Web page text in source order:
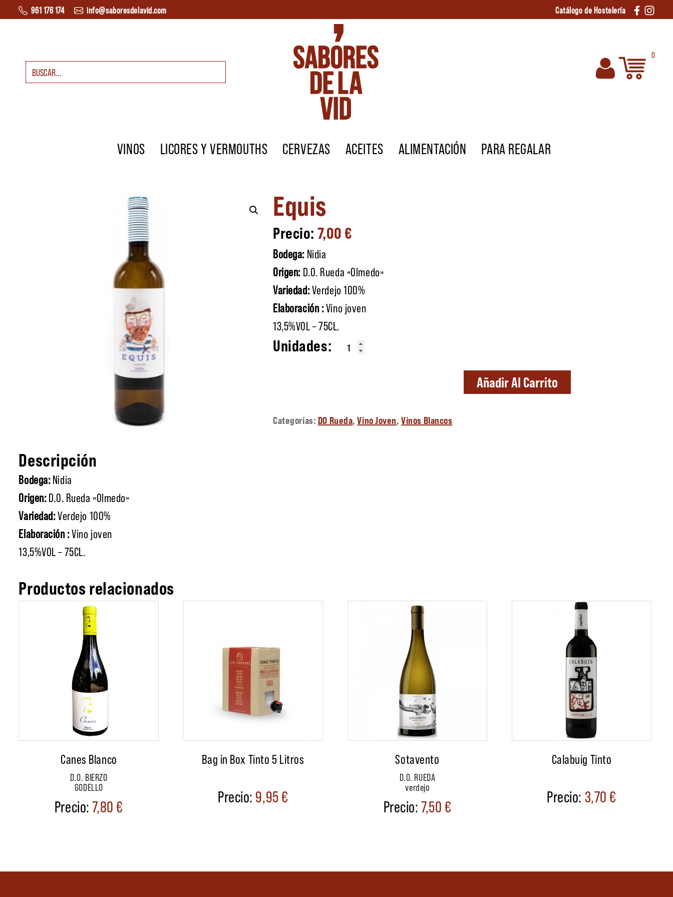
Saltar al contenido
961 176 174 info@saboresdelavid.com Catálogo de Hostelería
Buscar:
0
VINOS LICORES Y VERMOUTHS CERVEZAS ACEITES ALIMENTACIÓN PARA REGALAR
Equis
7,00€
Bodega: Nidia
Origen: D.O. Rueda «Olmedo»
Variedad:Verdejo 100%
Elaboración :Vino joven
13,5%VOL – 75CL.
Equis cantidad
Añadir Al Carrito
Categorías: DO Rueda,Vino Joven,Vinos Blancos
Descripción
Bodega:Nidia
Origen:D.O. Rueda «Olmedo»
Variedad:Verdejo 100%
Elaboración :Vino joven
13,5%VOL – 75CL.
Productos relacionados
Canes Blanco
D.O. BIERZO
GODELLO
7,80€
Bag in Box Tinto 5 Litros
9,95€
Sotavento
D.O. RUEDA
verdejo
7,50€
Calabuig Tinto
3,70€